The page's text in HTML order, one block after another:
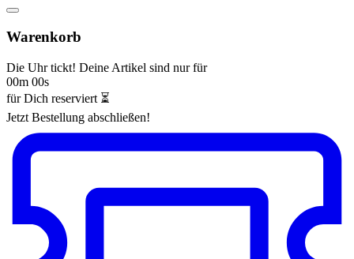
Warenkorb
Die Uhr tickt! Deine Artikel sind nur für
00m 00s
für Dich reserviert ⏳
Jetzt Bestellung abschließen!